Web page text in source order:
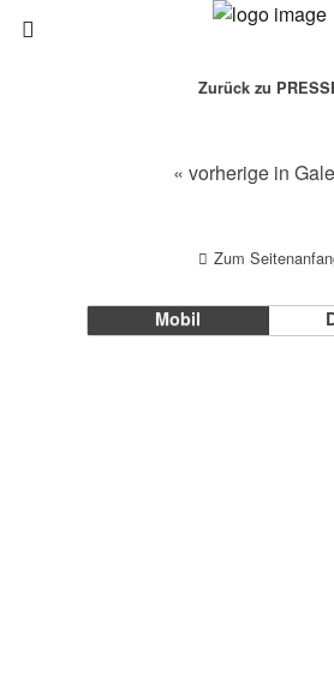
Zurück zu
« vorherige in
Zum
Mobil